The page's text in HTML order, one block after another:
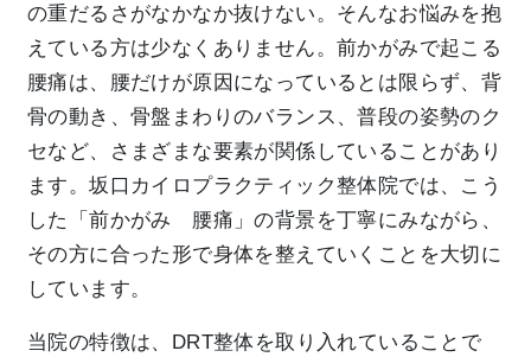
の重だるさがなかなか抜けない。そんなお悩みを抱
えている方は少なくありません。前かがみで起こる
腰痛は、腰だけが原因になっているとは限らず、背
骨の動き、骨盤まわりのバランス、普段の姿勢のク
セなど、さまざまな要素が関係していることがあり
ます。坂口カイロプラクティック整体院では、こう
した「前かがみ 腰痛」の背景を丁寧にみながら、
その方に合った形で身体を整えていくことを大切に
しています。
当院の特徴は、DRT整体を取り入れていることで